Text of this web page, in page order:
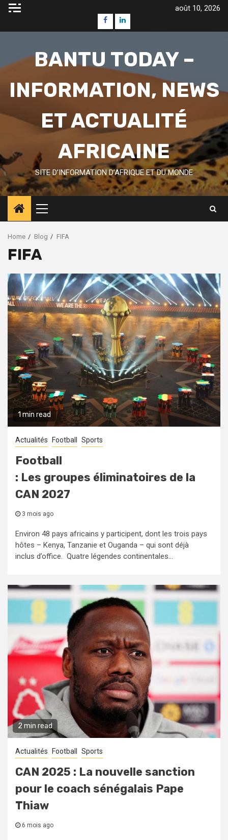
Skip
août 10, 2026
FacebookLinkedin
BANTU TODAY –
INFORMATION, NEWS
ET ACTUALITÉ
AFRICAINE
SITE D’INFORMATION D’AFRIQUE ET DU MONDE
Primary
Menu
Home Blog FIFA
FIFA
1 min read
Actualités Football Sports
Football
: Les groupes éliminatoires de la
CAN 2027
3 mois ago
Environ 48 pays africains y participent, dont les trois pays
hôtes – Kenya, Tanzanie et Ouganda – qui sont déjà
inclus d’office. Quatre légendes continentales...
2 min read
Actualités Football Sports
CAN 2025 : La nouvelle sanction
pour le coach sénégalais Pape
Thiaw
6 mois ago